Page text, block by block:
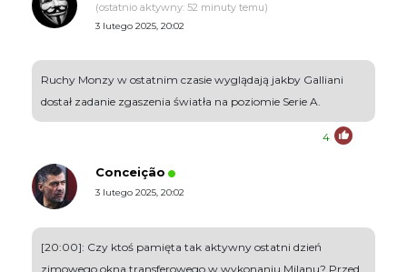
(ostatnio aktywny: 52 minuty temu)
3 lutego 2025, 20:02
Ruchy Monzy w ostatnim czasie wyglądają jakby Galliani
dostał zadanie zgaszenia światła na poziomie Serie A.
4
Conceição
3 lutego 2025, 20:02
[20:00]: Czy ktoś pamięta tak aktywny ostatni dzień
zimowego okna transferowego w wykonaniu Milanu? Przed